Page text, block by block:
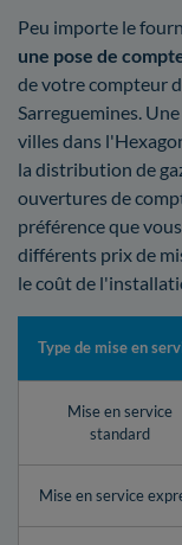
Peu importe le
une pose de
de votre compteur
Sarreguemines.
villes dans
la distribution de
ouvertures de
préférence que
différents prix de
le coût de
Type de mise en
Mise en service
standard
Mise en service